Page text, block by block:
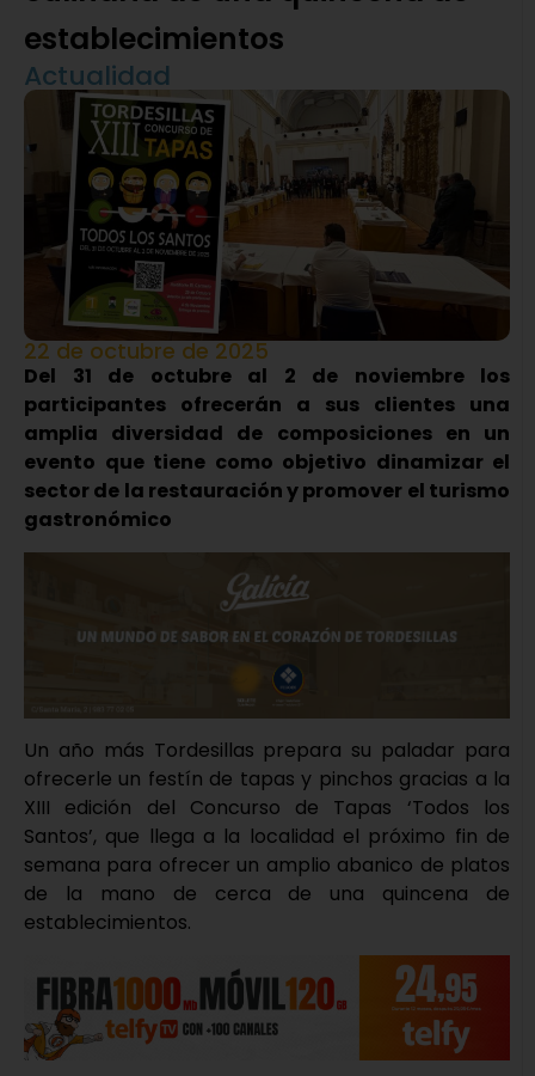
establecimientos
Actualidad
22 de octubre de 2025
Del 31 de octubre al 2 de noviembre los
participantes ofrecerán a sus clientes una
amplia diversidad de composiciones en un
evento que tiene como objetivo dinamizar el
sector de la restauración y promover el turismo
gastronómico
Un año más Tordesillas prepara su paladar para
ofrecerle un festín de tapas y pinchos gracias a la
XIII edición del Concurso de Tapas ‘Todos los
Santos’, que llega a la localidad el próximo fin de
semana para ofrecer un amplio abanico de platos
de la mano de cerca de una quincena de
establecimientos.